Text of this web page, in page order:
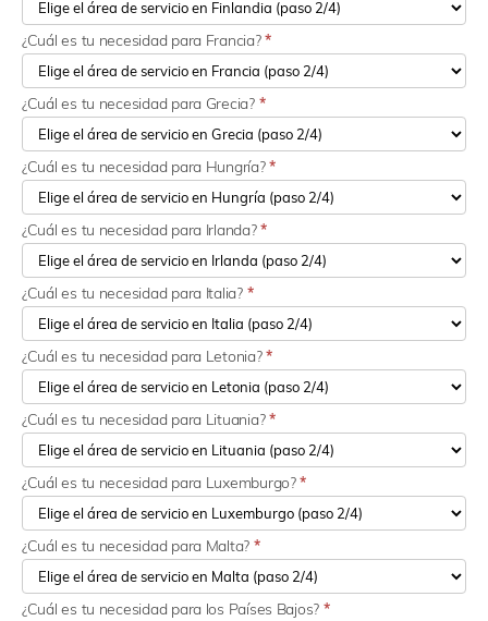
¿Cuál es tu necesidad para Francia?*
¿Cuál es tu necesidad para Grecia? *
¿Cuál es tu necesidad para Hungría?*
¿Cuál es tu necesidad para Irlanda?*
¿Cuál es tu necesidad para Italia? *
¿Cuál es tu necesidad para Letonia?*
¿Cuál es tu necesidad para Lituania?*
¿Cuál es tu necesidad para Luxemburgo?*
¿Cuál es tu necesidad para Malta? *
¿Cuál es tu necesidad para los Países Bajos? *